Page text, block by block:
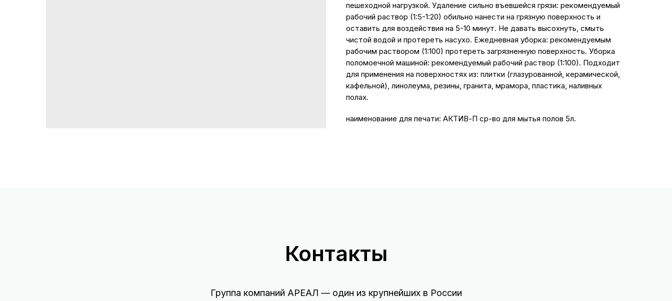
пешеходной нагрузкой. Удаление сильно въевшейся грязи: рекомендуемый
рабочий раствор (1:5-1:20) обильно нанести на грязную поверхность и
оставить для воздействия на 5-10 минут. Не давать высохнуть, смыть
чистой водой и протереть насухо. Ежедневная уборка: рекомендуемым
рабочим раствором (1:100) протереть загрязненную поверхность. Уборка
поломоечной машиной: рекомендуемый рабочий раствор (1:100). Подходит
для применения на поверхностях из: плитки (глазурованной, керамической,
кафельной), линолеума, резины, гранита, мрамора, пластика, наливных
полах.
наименование для печати: АКТИВ-П ср-во для мытья полов 5л.
Контакты
Группа компаний АРЕАЛ — один из крупнейших в России